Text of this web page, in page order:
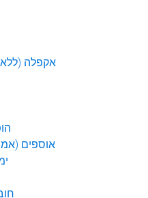
אקפלה (ללא
אוספים